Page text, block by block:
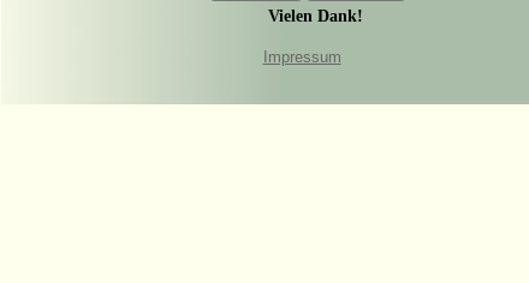
Vielen Dank!
Impressum